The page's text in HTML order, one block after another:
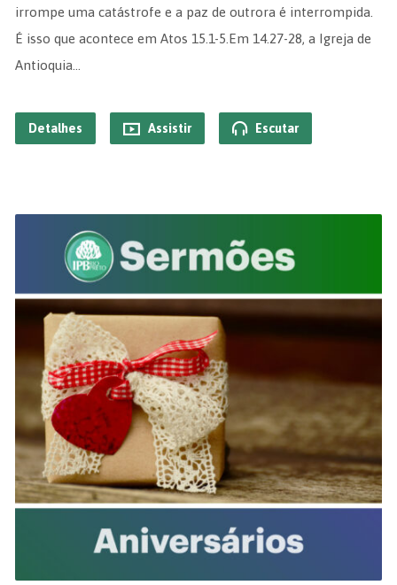
irrompe uma catástrofe e a paz de outrora é interrompida.
É isso que acontece em Atos 15.1-5.Em 14.27-28, a Igreja de
Antioquia…
Detalhes Assistir Escutar